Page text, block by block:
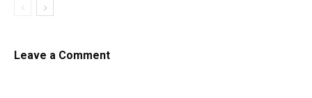
Leave a Comment